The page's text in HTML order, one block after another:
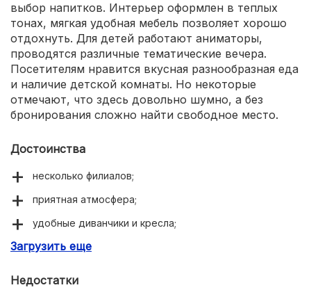
выбор напитков. Интерьер оформлен в теплых
тонах, мягкая удобная мебель позволяет хорошо
отдохнуть. Для детей работают аниматоры,
проводятся различные тематические вечера.
Посетителям нравится вкусная разнообразная еда
и наличие детской комнаты. Но некоторые
отмечают, что здесь довольно шумно, а без
бронирования сложно найти свободное место.
Достоинства
несколько филиалов;
приятная атмосфера;
удобные диванчики и кресла;
меню и развлечения для детей;
Загрузить еще
Недостатки